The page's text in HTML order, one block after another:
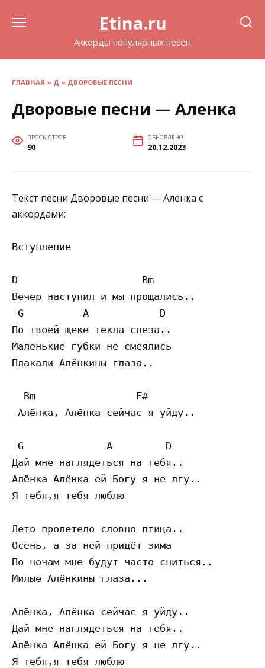
Etina.ru
Аккорды популярных песен
ГЛАВНАЯ » Д » ДВОРОВЫЕ ПЕСНИ
Дворовые песни — Аленка
ПРОСМОТРОВ
90
ОБНОВЛЕНО
20.12.2023
Текст песни Дворовые песни — Аленка с
аккордами:
Вступление
D                     Bm
Вечер наступил и мы прощались..
G          A            D
По твоей щеке текла слеза..
Маленькие губки не смеялись
Плакали Алёнкины глаза..
  Bm                 F#
Алёнка, Алёнка сейчас я уйду..
G              A         D
Дай мне наглядеться на тебя..
Алёнка Алёнка ей Богу я не лгу..
Я тебя,я тебя люблю
Лето пролетело словно птица..
Осень, а за ней придёт зима
По ночам мне будут часто сниться..
Милые Алёнкины глаза...
Алёнка, Алёнка сейчас я уйду..
Дай мне наглядеться на тебя..
Алёнка Алёнка ей Богу я не лгу..